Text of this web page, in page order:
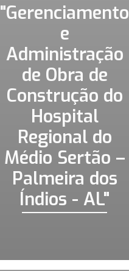
"Gerenciamento
e
Administração
de Obra de
Construção do
Hospital
Regional do
Médio Sertão –
Palmeira dos
Índios - AL"